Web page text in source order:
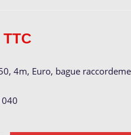
TTC
4m, Euro, bague